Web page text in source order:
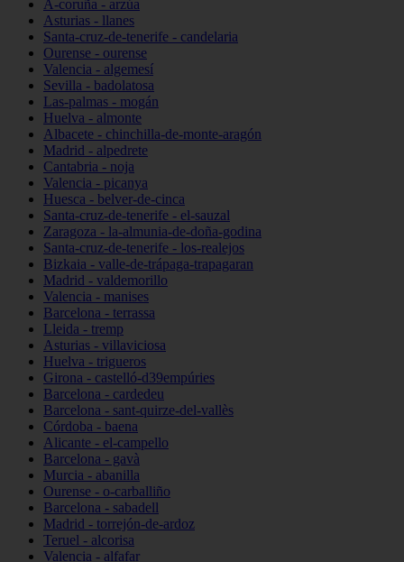
A-coruña - arzúa
Asturias - llanes
Santa-cruz-de-tenerife - candelaria
Ourense - ourense
Valencia - algemesí
Sevilla - badolatosa
Las-palmas - mogán
Huelva - almonte
Albacete - chinchilla-de-monte-aragón
Madrid - alpedrete
Cantabria - noja
Valencia - picanya
Huesca - belver-de-cinca
Santa-cruz-de-tenerife - el-sauzal
Zaragoza - la-almunia-de-doña-godina
Santa-cruz-de-tenerife - los-realejos
Bizkaia - valle-de-trápaga-trapagaran
Madrid - valdemorillo
Valencia - manises
Barcelona - terrassa
Lleida - tremp
Asturias - villaviciosa
Huelva - trigueros
Girona - castelló-d39empúries
Barcelona - cardedeu
Barcelona - sant-quirze-del-vallès
Córdoba - baena
Alicante - el-campello
Barcelona - gavà
Murcia - abanilla
Ourense - o-carballiño
Barcelona - sabadell
Madrid - torrejón-de-ardoz
Teruel - alcorisa
Valencia - alfafar